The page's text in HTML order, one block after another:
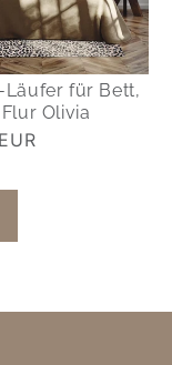
Läufer für Bett,
Olivia